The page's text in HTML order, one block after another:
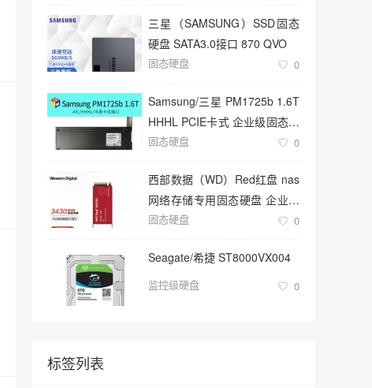
三星（SAMSUNG）SSD固态
硬盘 SATA3.0接口 870 QVO
固态硬盘 0
Samsung/三星 PM1725b 1.6T
HHHL PCIE卡式 企业级固态硬
盘
固态硬盘 0
西部数据（WD）Red红盘 nas
网络存储专用固态硬盘 企业级
服务器
固态硬盘 0
Seagate/希捷 ST8000VX004
监控级硬盘 0
标签列表